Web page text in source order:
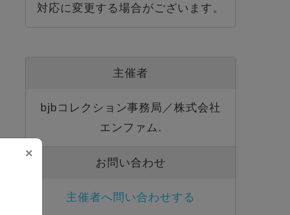
対応に変更する場合がございます。
主催者
bjbコレクション事務局／株式会社
エンファム.
お問い合わせ
主催者へ問い合わせする
×